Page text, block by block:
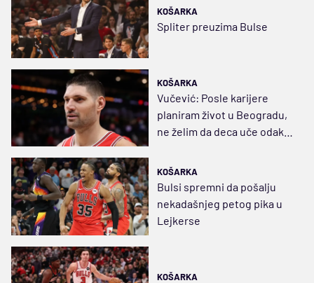
KOŠARKA
Spliter preuzima Bulse
KOŠARKA
Vučević: Posle karijere
planiram život u Beogradu,
ne želim da deca uče odakle
KOŠARKA
Bulsi spremni da pošalju
nekadašnjeg petog pika u
Lejkerse
KOŠARKA